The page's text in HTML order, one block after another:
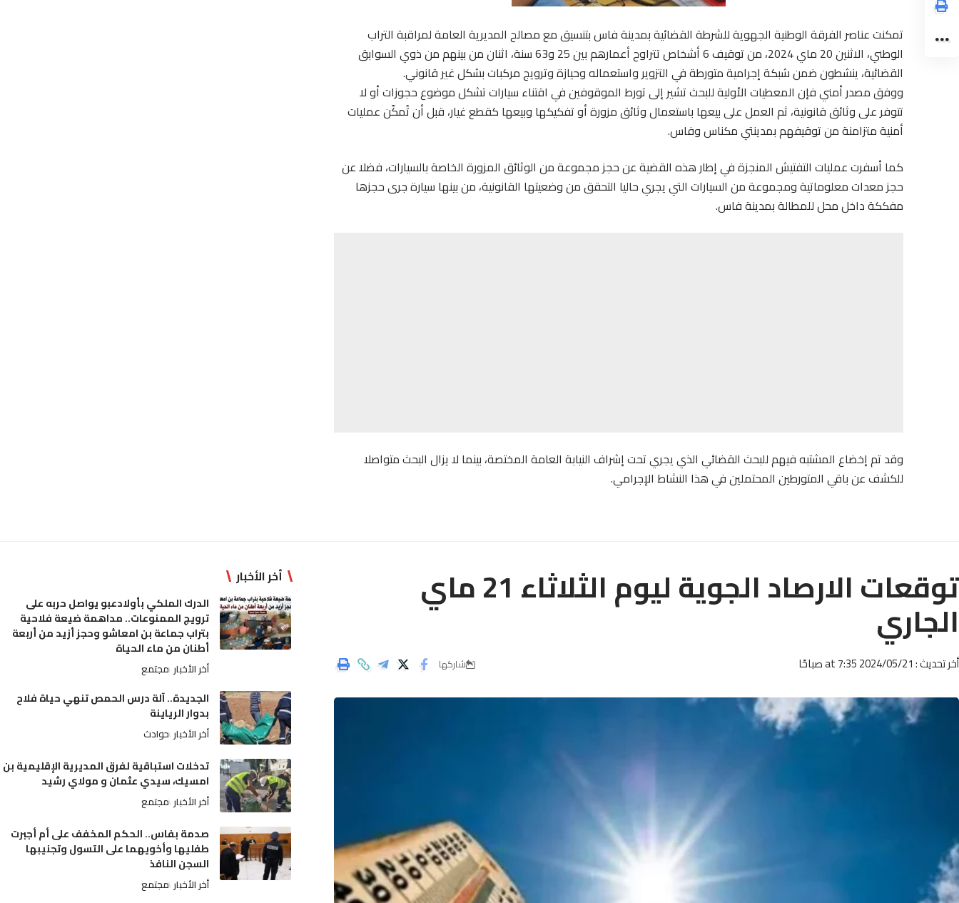
تمكنت عناصر الفرقة الوطنية الجهوية للشرطة القضائية بمدينة فاس بتنسيق مع مصالح المديرية العامة لمراقبة التراب
الوطني، الاثنين 20 ماي 2024، من توقيف 6 أشخاص تتراوح أعمارهم بين 25 و63 سنة، اثنان من بينهم من ذوي السوابق
القضائية، ينشطون ضمن شبكة إجرامية متورطة في التزوير واستعماله وحيازة وترويج مركبات بشكل غير قانوني.
ووفق مصدر أمني فإن المعطيات الأولية للبحث تشير إلى تورط الموقوفين في اقتناء سيارات تشكل موضوع حجوزات أو لا
تتوفر على وثائق قانونية، ثم العمل على بيعها باستعمال وثائق مزورة أو تفكيكها وبيعها كقطع غيار، قبل أن تُمكّن عمليات
أمنية متزامنة من توقيفهم بمدينتي مكناس وفاس.
كما أسفرت عمليات التفتيش المنجزة في إطار هذه القضية عن حجز مجموعة من الوثائق المزورة الخاصة بالسيارات، فضلا عن
حجز معدات معلوماتية ومجموعة من السيارات التي يجري حاليا التحقق من وضعيتها القانونية، من بينها سيارة جرى حجزها
مفككة داخل محل للمطالة بمدينة فاس.
وقد تم إخضاع المشتبه فيهم للبحث القضائي الذي يجري تحت إشراف النيابة العامة المختصة، بينما لا يزال البحث متواصلا
للكشف عن باقي المتورطين المحتملين في هذا النشاط الإجرامي.
توقعات الارصاد الجوية ليوم الثلاثاء 21 ماي
الجاري
أخر تحديث : 2024/05/21 at 7:35 صباحًا شاركها
أخر الأخبار
الدرك الملكي بأولادعبو يواصل حربه على
ترويج الممنوعات.. مداهمة ضيعة فلاحية
بتراب جماعة بن امعاشو وحجز أزيد من أربعة
أطنان من ماء الحياة
أخر الأخبار مجتمع
الجديدة.. آلة درس الحمص تنهي حياة فلاح
بدوار الرياينة
أخر الأخبار حوادث
تدخلات استباقية لفرق المديرية الإقليمية بن
امسيك، سيدي عثمان و مولاي رشيد
أخر الأخبار مجتمع
صدمة بفاس.. الحكم المخفف على أم أجبرت
طفليها وأخويهما على التسول وتجنيبها
السجن النافذ
أخر الأخبار مجتمع